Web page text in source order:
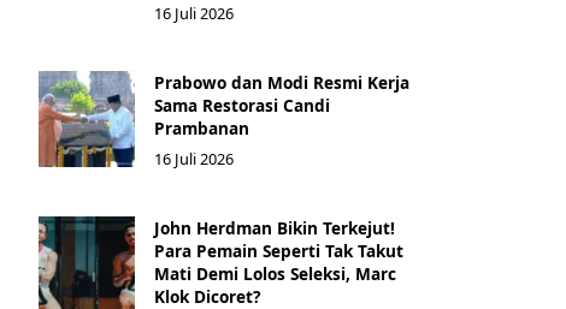
16 Juli 2026
Prabowo dan Modi Resmi Kerja
Sama Restorasi Candi
Prambanan
16 Juli 2026
John Herdman Bikin Terkejut!
Para Pemain Seperti Tak Takut
Mati Demi Lolos Seleksi, Marc
Klok Dicoret?